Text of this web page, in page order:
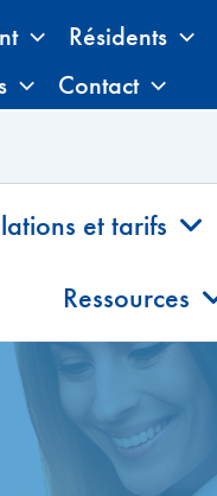
Résidents
Contact
et tarifs
Ressources